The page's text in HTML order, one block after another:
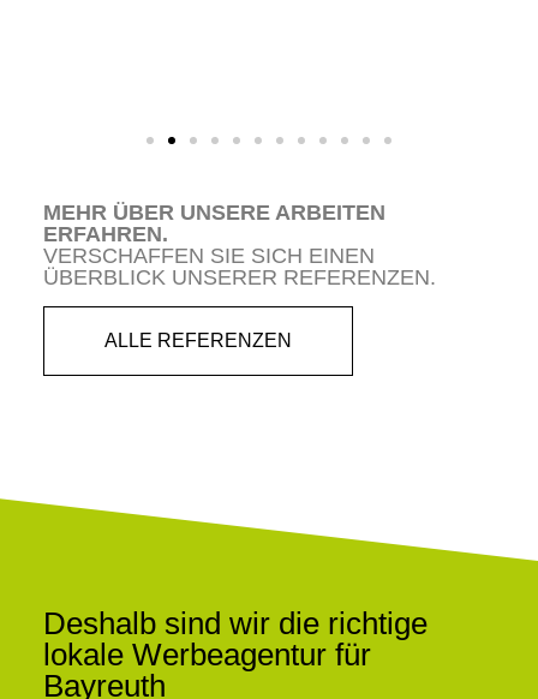
MEHR ÜBER UNSERE ARBEITEN
ERFAHREN.
VERSCHAFFEN SIE SICH EINEN
ÜBERBLICK UNSERER REFERENZEN.
ALLE REFERENZEN
Deshalb sind wir die richtige
lokale Werbeagentur für
Bayreuth